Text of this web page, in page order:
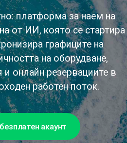
платформа за наем на
от ИИ, която се стартира
графиците на
на оборудване,
онлайн резервациите в
работен поток.
акаунт